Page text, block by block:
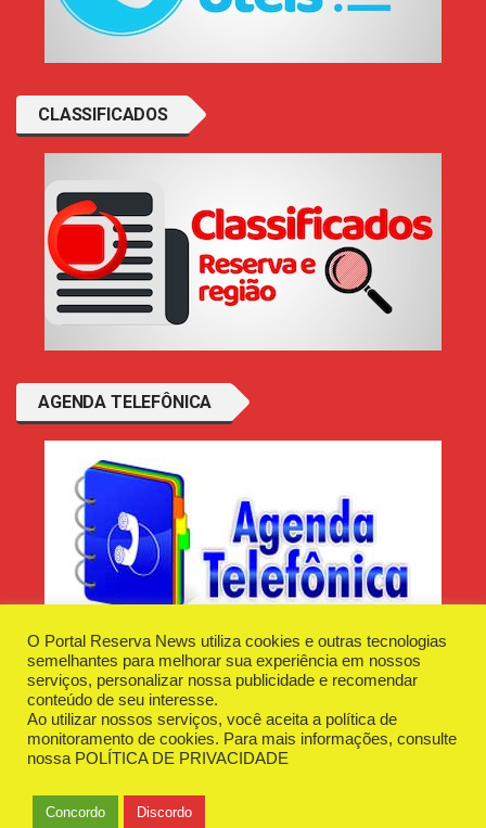
CLASSIFICADOS
AGENDA TELEFÔNICA
Desenvolvido e Hospedado porPlugin Informática
Reserva News Tecnologia - CNPJ - 42.509.198/0001-83
O Portal Reserva News utiliza cookies e outras tecnologias
semelhantes para melhorar sua experiência em nossos
serviços, personalizar nossa publicidade e recomendar
conteúdo de seu interesse.
Ao utilizar nossos serviços, você aceita a política de
monitoramento de cookies. Para mais informações, consulte
nossa POLÍTICA DE PRIVACIDADE
Concordo Discordo